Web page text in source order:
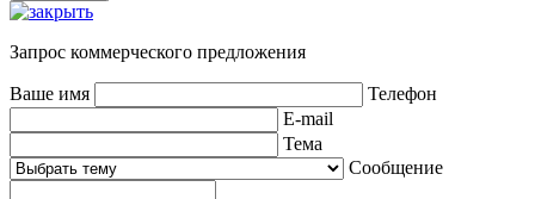
Запрос коммерческого предложения
Ваше имя
Телефон
E-mail
Тема
Сообщение